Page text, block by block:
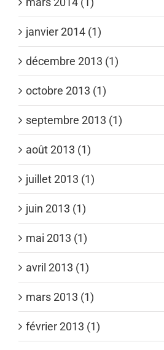
janvier 2014 (1)
décembre 2013 (1)
octobre 2013 (1)
septembre 2013 (1)
août 2013 (1)
juillet 2013 (1)
juin 2013 (1)
mai 2013 (1)
avril 2013 (1)
mars 2013 (1)
février 2013 (1)